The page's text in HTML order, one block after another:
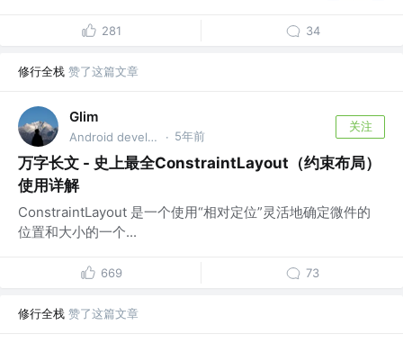
281 34
修行全栈 赞了这篇文章
Glim
Android developer · 5年前
关注
万字长文 - 史上最全ConstraintLayout（约束布局）
使用详解
ConstraintLayout 是一个使用“相对定位”灵活地确定微件的
位置和大小的一个...
669 73
修行全栈 赞了这篇文章